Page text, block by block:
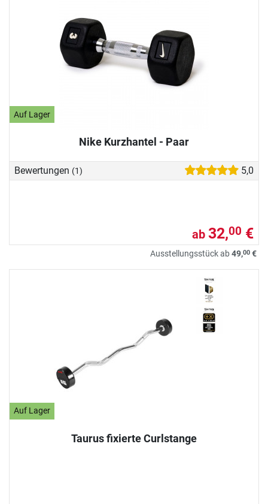
Auf Lager
Nike Kurzhantel - Paar
Bewertungen (1) 5,0
ab 32,00 €
Ausstellungsstück ab49,00 €
Auf Lager
Taurus fixierte Curlstange